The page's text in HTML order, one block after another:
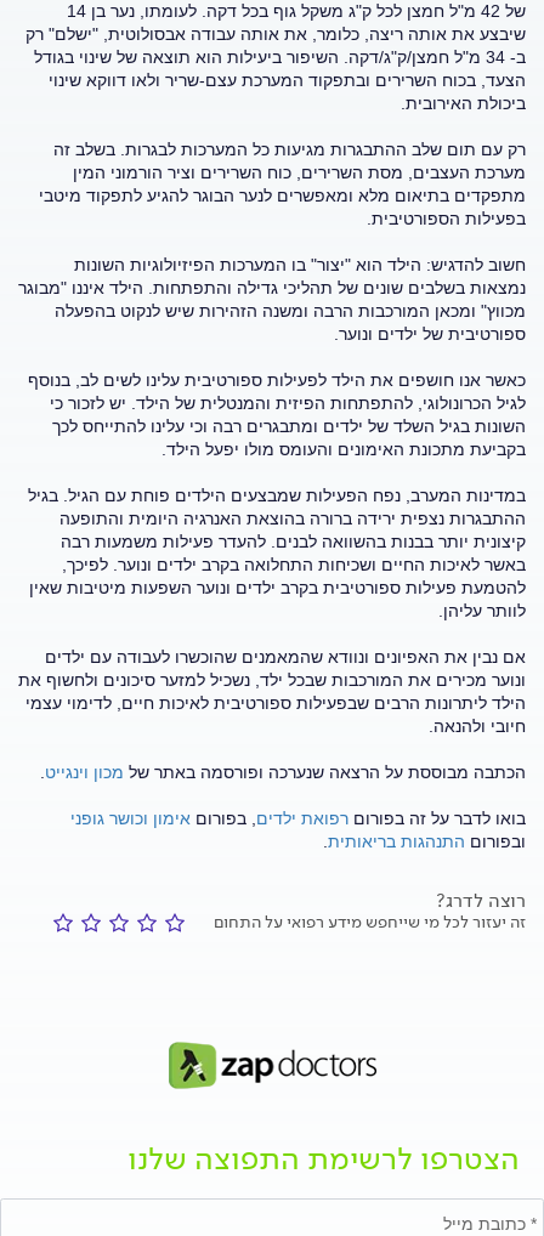
של 42 מ"ל חמצן לכל ק"ג משקל גוף בכל דקה. לעומתו, נער בן 14
שיבצע את אותה ריצה, כלומר, את אותה עבודה אבסולוטית, "ישלם" רק
ב- 34 מ"ל חמצן/ק"ג/דקה. השיפור ביעילות הוא תוצאה של שינוי בגודל
הצעד, בכוח השרירים ובתפקוד המערכת עצם-שריר ולאו דווקא שינוי
ביכולת האירובית.
רק עם תום שלב ההתבגרות מגיעות כל המערכות לבגרות. בשלב זה
מערכת העצבים, מסת השרירים, כוח השרירים וציר הורמוני המין
מתפקדים בתיאום מלא ומאפשרים לנער הבוגר להגיע לתפקוד מיטבי
בפעילות הספורטיבית.
חשוב להדגיש: הילד הוא "יצור" בו המערכות הפיזיולוגיות השונות
נמצאות בשלבים שונים של תהליכי גדילה והתפתחות. הילד איננו "מבוגר
מכווץ" ומכאן המורכבות הרבה ומשנה הזהירות שיש לנקוט בהפעלה
ספורטיבית של ילדים ונוער.
כאשר אנו חושפים את הילד לפעילות ספורטיבית עלינו לשים לב, בנוסף
לגיל הכרונולוגי, להתפתחות הפיזית והמנטלית של הילד. יש לזכור כי
השונות בגיל השלד של ילדים ומתבגרים רבה וכי עלינו להתייחס לכך
בקביעת מתכונת האימונים והעומס מולו יפעל הילד.
במדינות המערב, נפח הפעילות שמבצעים הילדים פוחת עם הגיל. בגיל
ההתבגרות נצפית ירידה ברורה בהוצאת האנרגיה היומית והתופעה
קיצונית יותר בבנות בהשוואה לבנים. להעדר פעילות משמעות רבה
באשר לאיכות החיים ושכיחות התחלואה בקרב ילדים ונוער. לפיכך,
להטמעת פעילות ספורטיבית בקרב ילדים ונוער השפעות מיטיבות שאין
לוותר עליהן.
אם נבין את האפיונים ונוודא שהמאמנים שהוכשרו לעבודה עם ילדים
ונוער מכירים את המורכבות שבכל ילד, נשכיל למזער סיכונים ולחשוף את
הילד ליתרונות הרבים שבפעילות ספורטיבית לאיכות חיים, לדימוי עצמי
חיובי ולהנאה.
הכתבה מבוססת על הרצאה שנערכה ופורסמה באתר של מכון וינגייט.
בואו לדבר על זה בפורום רפואת ילדים, בפורום אימון וכושר גופני
ובפורום התנהגות בריאותית.
רוצה לדרג?
זה יעזור לכל מי שייחפש מידע רפואי על התחום
הצטרפו לרשימת התפוצה שלנו